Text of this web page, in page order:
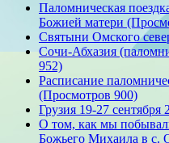
Паломническая
Божией матери
Святыни Омского
Сочи-Абхазия
952)
Расписание
(Просмотров 900)
Грузия 19-27 сентября
О том, как мы
Божьего Михаила в с.